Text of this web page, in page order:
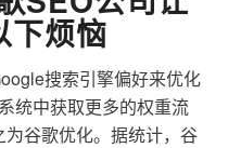
下烦恼
搜索引擎偏好来优化
统中获取更多的权重流
谷歌优化。据统计，谷